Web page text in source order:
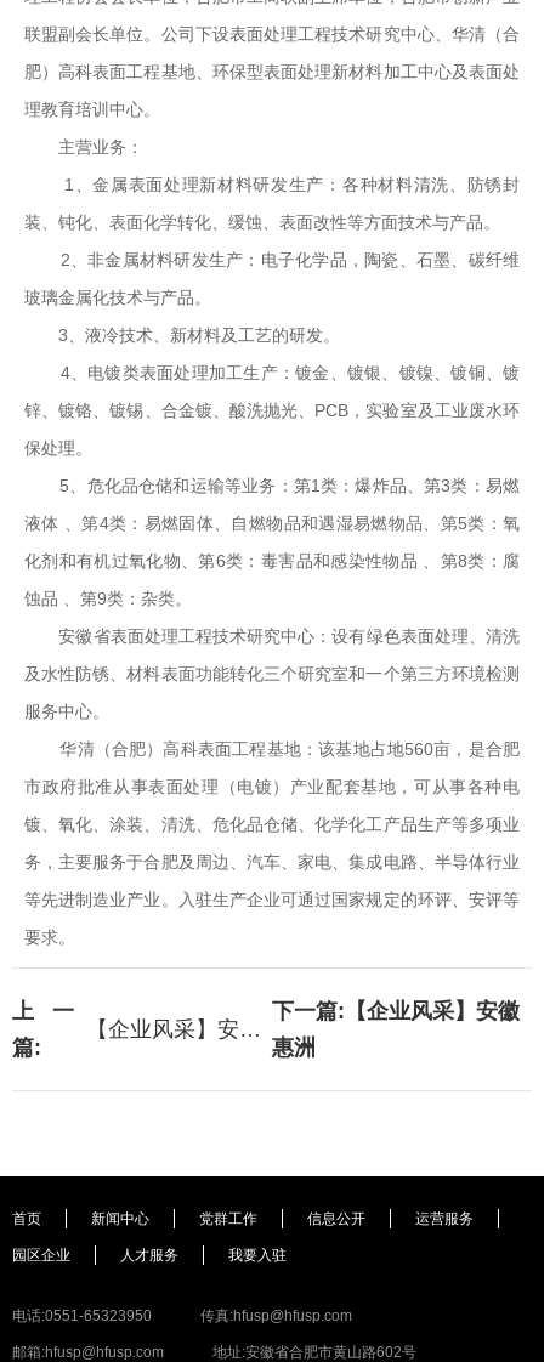
联盟副会长单位。公司下设表面处理工程技术研究中心、华清（合
肥）高科表面工程基地、环保型表面处理新材料加工中心及表面处
理教育培训中心。
主营业务：
1、金属表面处理新材料研发生产：各种材料清洗、防锈封
装、钝化、表面化学转化、缓蚀、表面改性等方面技术与产品。
2、非金属材料研发生产：电子化学品，陶瓷、石墨、碳纤维
玻璃金属化技术与产品。
3、液冷技术、新材料及工艺的研发。
4、电镀类表面处理加工生产：镀金、镀银、镀镍、镀铜、镀
锌、镀铬、镀锡、合金镀、酸洗抛光、PCB，实验室及工业废水环
保处理。
5、危化品仓储和运输等业务：第1类：爆炸品、第3类：易燃
液体 、第4类：易燃固体、自燃物品和遇湿易燃物品、第5类：氧
化剂和有机过氧化物、第6类：毒害品和感染性物品 、第8类：腐
蚀品 、第9类：杂类。
安徽省表面处理工程技术研究中心：设有绿色表面处理、清洗
及水性防锈、材料表面功能转化三个研究室和一个第三方环境检测
服务中心。
华清（合肥）高科表面工程基地：该基地占地560亩，是合肥
市政府批准从事表面处理（电镀）产业配套基地，可从事各种电
镀、氧化、涂装、清洗、危化品仓储、化学化工产品生产等多项业
务，主要服务于合肥及周边、汽车、家电、集成电路、半导体行业
等先进制造业产业。入驻生产企业可通过国家规定的环评、安评等
要求。
上一
篇:
【企业风采】安徽奥里
下一篇: 【企业风采】安徽
惠洲
首页 新闻中心 党群工作 信息公开 运营服务
园区企业 人才服务 我要入驻
电话:0551-65323950 传真:hfusp@hfusp.com
邮箱:hfusp@hfusp.com 地址:安徽省合肥市黄山路602号